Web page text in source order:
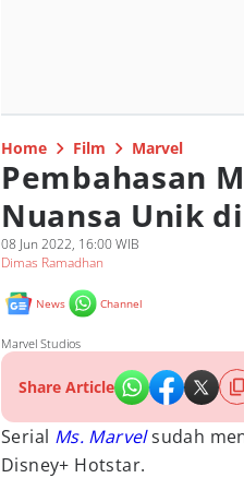
Home Film Marvel
Pembahasan
Nuansa Unik
08 Jun 2022, 16:00 WIB
Dimas Ramadhan
News Channel
Marvel Studios
Share Article
Serial Ms. Marvel sudah
Disney+ Hotstar.